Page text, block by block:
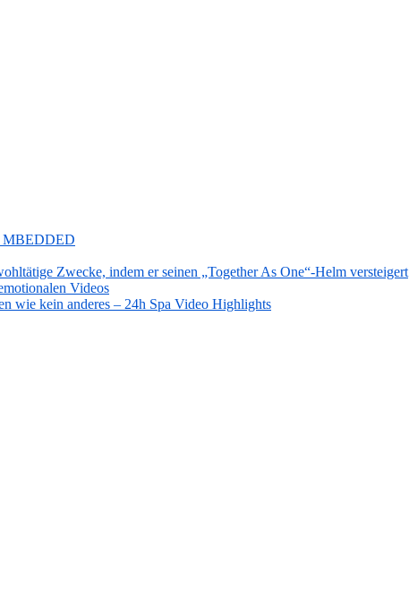
MBEDDED
Zwecke, indem er seinen „Together As One“-Helm versteigert
Videos
wie kein anderes – 24h Spa Video Highlights